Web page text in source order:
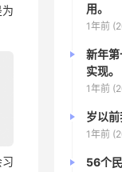
用。
1年前
新年
实现。
1年前
岁以前
1年前
56个